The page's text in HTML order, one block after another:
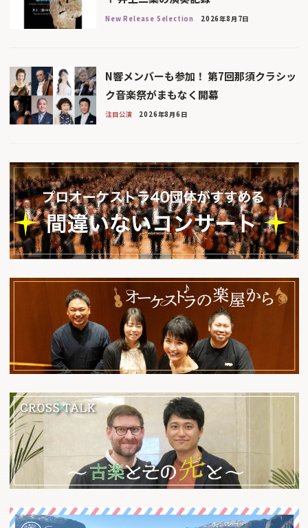
New Release Selection 2026年8月7日
N響メンバーも参加！ 第7回那須クラシッ
ク音楽祭がまもなく開幕
注目公演 2026年8月6日